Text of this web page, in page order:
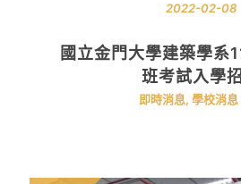
2022-02-08
國立金門大學建築學系
班考試入學
即時消息, 學校消息